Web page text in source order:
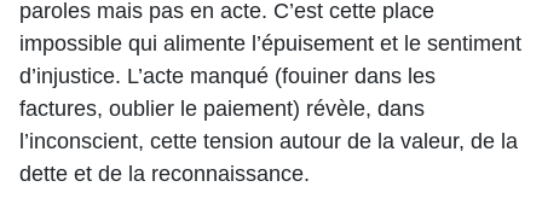
paroles mais pas en acte. C’est cette place
impossible qui alimente l’épuisement et le sentiment
d’injustice. L’acte manqué (fouiner dans les
factures, oublier le paiement) révèle, dans
l’inconscient, cette tension autour de la valeur, de la
dette et de la reconnaissance.